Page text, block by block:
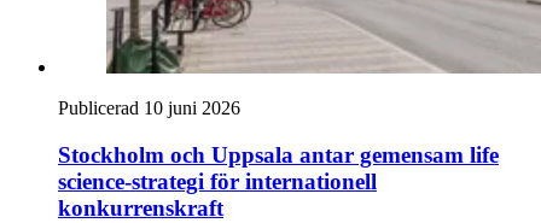
Publicerad 10 juni 2026
Stockholm och Uppsala antar gemensam life
science-strategi för internationell
konkurrenskraft